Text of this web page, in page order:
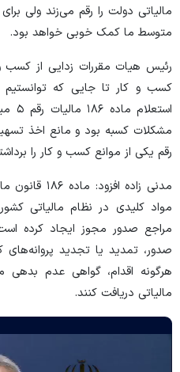
مالیاتی دولت را رقم می‌زند ولی
متوسط ما کمک خوبی خواهد بود.
رئیس هیات مقررات زدایی از کسب
کسب و کار تا جایی که
مشکلات کسبه بود و مانع اخذ
رقم یکی از موانع کسب و کار را
مدنی زاده
مواد کلیدی در نظام مالیاتی
مراجع صدور مجوز ایجاد کرده
صدور، تمدید یا تجدید
هرگونه اقدام، گواهی عدم بدهی
مالیاتی دریافت کنند.